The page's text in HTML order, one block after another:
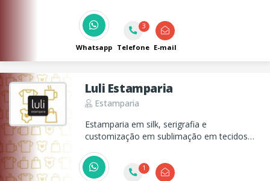
Whatsapp
3
Telefone E-mail
Luli Estamparia
Estamparia
Estamparia em silk, serigrafia e
customização em sublimação em tecidos
camisetas, telas serigráficas.
1